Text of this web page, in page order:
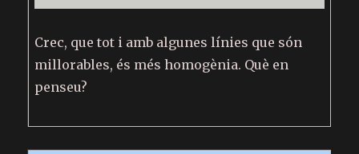
Crec, que tot i amb algunes línies que són
millorables, és més homogènia. Què en
penseu?